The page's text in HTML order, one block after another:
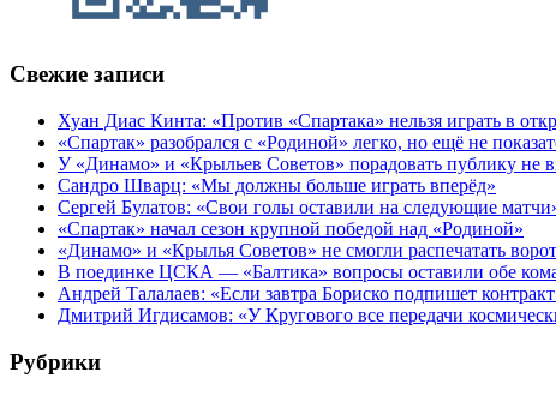
Свежие записи
Хуан Диас Кинта: «Против «Спартака» нельзя играть в
«Спартак» разобрался с «Родиной» легко, но ещё не
У «Динамо» и «Крыльев Советов» порадовать публику не
Сандро Шварц: «Мы должны больше играть вперёд»
Сергей Булатов: «Свои голы оставили на следующие
«Спартак» начал сезон крупной победой над «Родиной»
«Динамо» и «Крылья Советов» не смогли распечатать
В поединке ЦСКА — «Балтика» вопросы оставили обе
Андрей Талалаев: «Если завтра Бориско подпишет
Дмитрий Игдисамов: «У Кругового все передачи
Рубрики